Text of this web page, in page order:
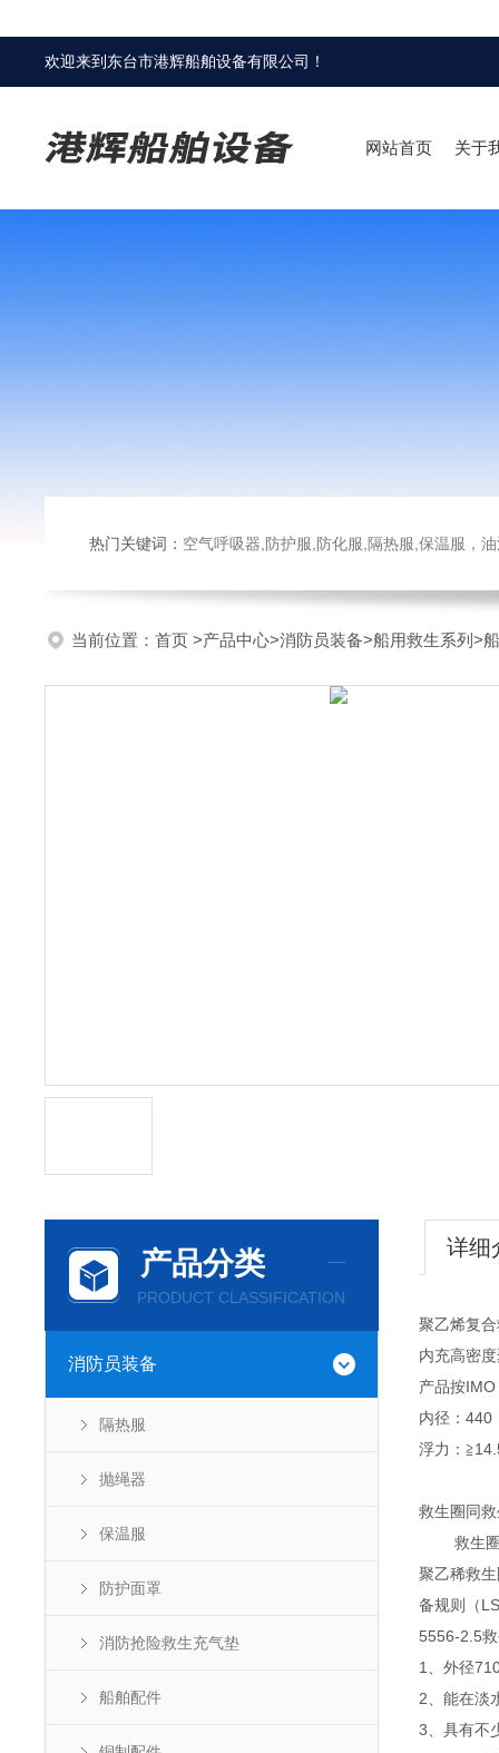
欢迎来到 东台市港辉船舶设备有限公司 ！
网站首页 关于
热门关键词： 空气呼吸器,防护服,防化服,隔热服,保温服，
当前位置： 首页 >产品中心>消防员装备>船用救生系列 >
产品分类
PRODUCT CLASSIFICATION
消防员装备
隔热服
抛绳器
保温服
防护面罩
消防抢险救生充气垫
船舶配件
详细
聚乙烯复
内充高密
产品按
内径：
浮力：
救生圈同
救生圈的
聚乙稀救
备规则（
5556-2.5
1、外径
2、能在淡
3、具有不